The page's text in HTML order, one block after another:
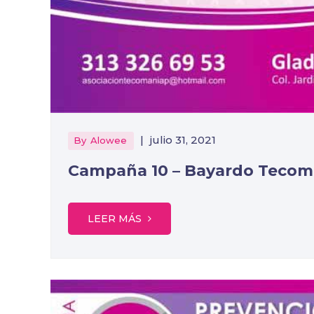
By Alowee | julio 31, 2021
Campaña 10 – Bayardo
LEER MÁS